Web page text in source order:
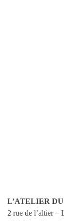
L’ATELIER
2 rue de l’altier –